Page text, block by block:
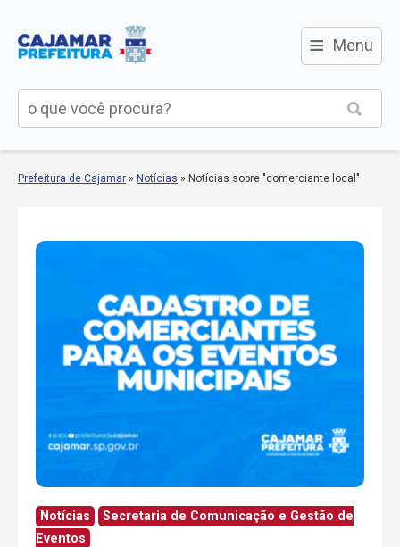
≡ Menu
Prefeitura de Cajamar » Notícias » Notícias sobre "comerciante local"
Notícias
Secretaria de Comunicação e Gestão de
Eventos